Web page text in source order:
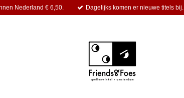
Nederland € 6,50. Dagelijks komen er nieuwe titels bij.